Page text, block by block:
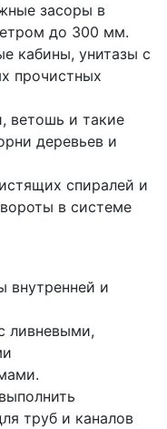
засоры в
до 300 мм.
кабины, унитазы с
прочистных
ветошь и такие
деревьев и
спиралей и
в системе
внутренней и
ливневыми,
труб и каналов